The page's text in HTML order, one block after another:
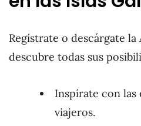
Regístrate o descárgate
descubre todas sus
Inspírate con
viajeros.